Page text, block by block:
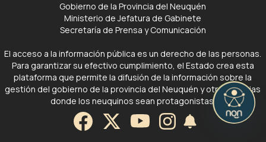
Gobierno de la Provincia del Neuquén
Ministerio de Jefatura de Gabinete
Secretaría de Prensa y Comunicación
El acceso a la información pública es un derecho de las personas.
Para garantizar su efectivo cumplimiento, el Estado crea esta
plataforma que permite la difusión de la información sobre la
gestión del gobierno de la provincia del Neuquén y otras noticias
donde los neuquinos sean protagonistas.